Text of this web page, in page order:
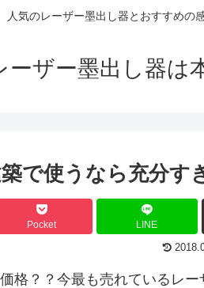
人気のレーザー墨出し器とおすすめの
ーザー墨出し器は
で使うなら充分す
Pocket LINE
格？？今最も売れているレー